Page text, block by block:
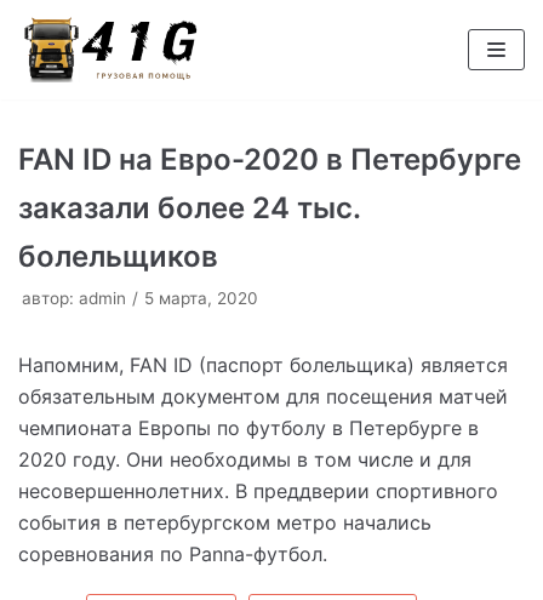
Перейти
к
FAN ID на Евро-2020 в Петербурге
заказали более 24 тыс.
болельщиков
автор: admin 5 марта, 2020
Напомним, FAN ID (паспорт болельщика) является
обязательным документом для посещения матчей
чемпионата Европы по футболу в Петербурге в
2020 году. Они необходимы в том числе и для
несовершеннолетних. В преддверии спортивного
события в петербургском метро начались
соревнования по Panna-футбол.